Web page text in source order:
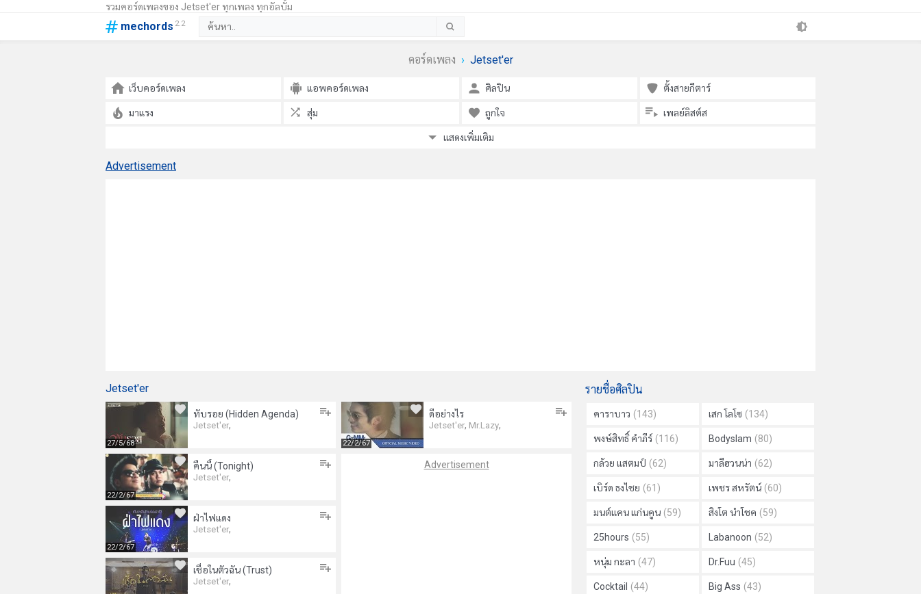
รวมคอร์ดเพลงของ Jetset'er ทุกเพลง ทุกอัลบั้ม
mechords 2.2
คอร์ดเพลง Jetset'er
เว็บคอร์ดเพลง แอพคอร์ดเพลง ศิลปิน ตั้งสายกีตาร์
มาแรง สุ่ม ถูกใจ เพลย์ลิสต์ส
แสดงเพิ่มเติม
Advertisement
Jetset'er
ทับรอย (Hidden Agenda)
Jetset'er,
27/5/68
ดีอย่างไร
Jetset'er, Mr.Lazy,
22/2/67
คืนนี้ (Tonight)
Jetset'er,
22/2/67
ฝ่าไฟแดง
Jetset'er,
22/2/67
เชื่อในตัวฉัน (Trust)
Jetset'er,
Advertisement
รายชื่อศิลปิน
คาราบาว (143) เสก โลโซ (134)
พงษ์สิทธิ์ คำภีร์ (116) Bodyslam (80)
กล้วย แสตมป์ (62) มาลีฮวนน่า (62)
เบิร์ด ธงไชย (61) เพชร สหรัตน์ (60)
มนต์แคน แก่นคูน (59) สิงโต นำโชค (59)
25hours (55) Labanoon (52)
หนุ่ม กะลา (47) Dr.Fuu (45)
Cocktail (44) Big Ass (43)